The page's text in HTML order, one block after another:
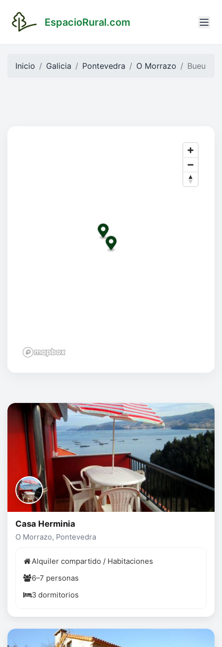
EspacioRural.com
Inicio Galicia Pontevedra O Morrazo Bueu
Casa Herminia
O Morrazo, Pontevedra
Alquiler compartido / Habitaciones
6–7 personas
3 dormitorios